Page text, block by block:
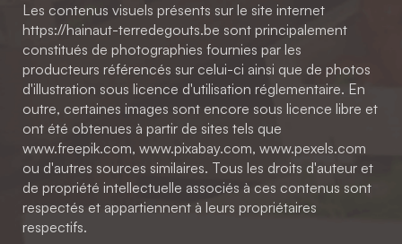
Les contenus visuels présents sur le site internet
https://hainaut-terredegouts.be sont principalement
constitués de photographies fournies par les
producteurs référencés sur celui-ci ainsi que de photos
d'illustration sous licence d'utilisation réglementaire. En
outre, certaines images sont encore sous licence libre et
ont été obtenues à partir de sites tels que
www.freepik.com, www.pixabay.com, www.pexels.com
ou d'autres sources similaires. Tous les droits d'auteur et
de propriété intellectuelle associés à ces contenus sont
respectés et appartiennent à leurs propriétaires
respectifs.